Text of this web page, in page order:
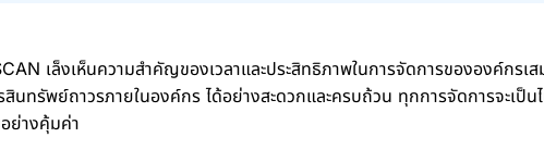
เล็งเห็นความสำคัญของเวลาและประสิทธิภาพในการจัดการขององค์กรเ
สินทรัพย์ถาวรภายในองค์กร ได้อย่างสะดวกและครบถ้วน ทุกการจัดการจะเ
ย่างคุ้มค่า